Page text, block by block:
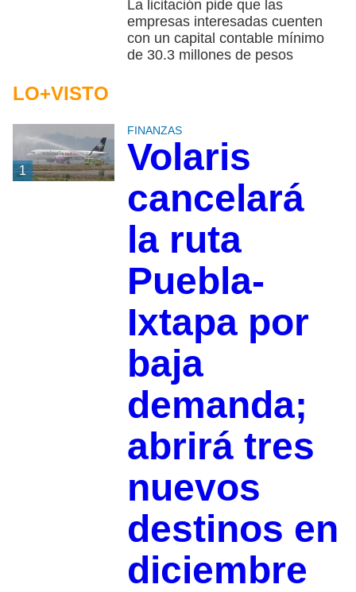
La licitación pide que las
empresas interesadas cuenten
con un capital contable mínimo
de 30.3 millones de pesos
LO+VISTO
1
FINANZAS
Volaris
cancelará
la ruta
Puebla-
Ixtapa por
baja
demanda;
abrirá tres
nuevos
destinos en
diciembre